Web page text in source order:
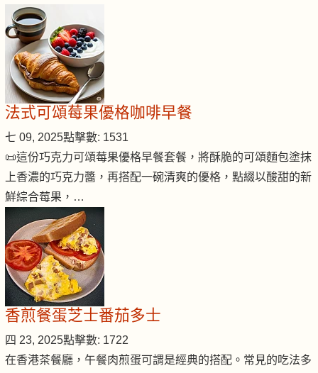
法式可頌莓果優格咖啡早餐
七 09, 2025點擊數: 1531
📜這份巧克力可頌莓果優格早餐套餐，將酥脆的可頌麵包塗抹
上香濃的巧克力醬，再搭配一碗清爽的優格，點綴以酸甜的新
鮮綜合莓果，…
香煎餐蛋芝士番茄多士
四 23, 2025點擊數: 1722
在香港茶餐廳，午餐肉煎蛋可謂是經典的搭配。常見的吃法多